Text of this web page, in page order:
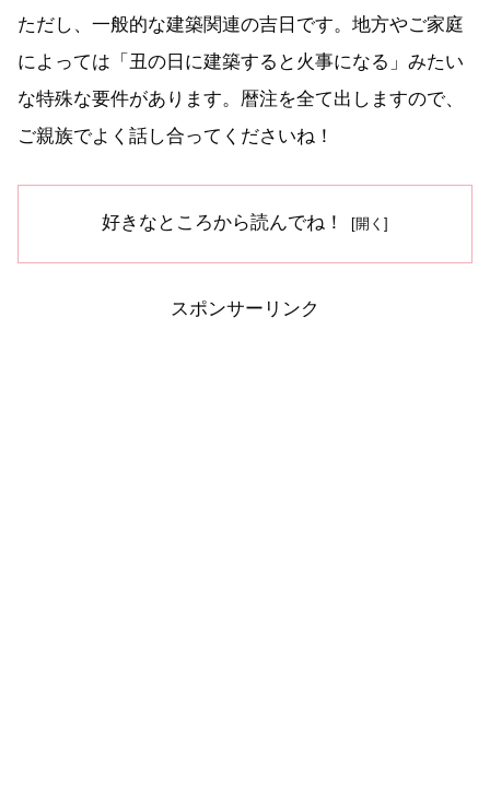
ただし、一般的な建築関連の吉日です。地方やご家庭
によっては「丑の日に建築すると火事になる」みたい
な特殊な要件があります。暦注を全て出しますので、
ご親族でよく話し合ってくださいね！
好きなところから読んでね！
スポンサーリンク